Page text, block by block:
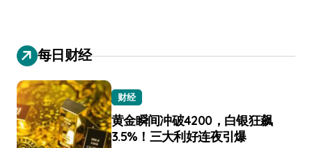
每日财经
财经
黄金瞬间冲破4200，白银狂飙
3.5%！三大利好连夜引爆